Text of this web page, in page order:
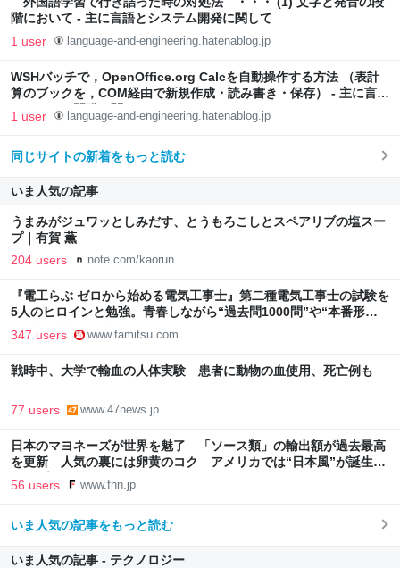
階において - 主に言語とシステム開発に関して
1 user language-and-engineering.hatenablog.jp
WSHバッチで，OpenOffice.org Calcを自動操作する方法 （表計
算のブックを，COM経由で新規作成・読み書き・保存） - 主に言語
とシステム開発に関して
1 user language-and-engineering.hatenablog.jp
同じサイトの新着をもっと読む
いま人気の記事
うまみがジュワッとしみだす、とうもろこしとスペアリブの塩スー
プ｜有賀 薫
204 users note.com/kaorun
『電工らぶ ゼロから始める電気工事士』第二種電気工事士の試験を
5人のヒロインと勉強。青春しながら“過去問1000問”や“本番形式
CBT模擬試験”で本格的に学べるノベルゲーム | ゲーム・エンタメ
最新情報のファミ通.com
347 users www.famitsu.com
戦時中、大学で輸血の人体実験 患者に動物の血使用、死亡例も
77 users www.47news.jp
日本のマヨネーズが世界を魅了 「ソース類」の輸出額が過去最高
を更新 人気の裏には卵黄のコク アメリカでは“日本風”が誕生｜
FNNプライムオンライン
56 users www.fnn.jp
いま人気の記事をもっと読む
いま人気の記事 - テクノロジー